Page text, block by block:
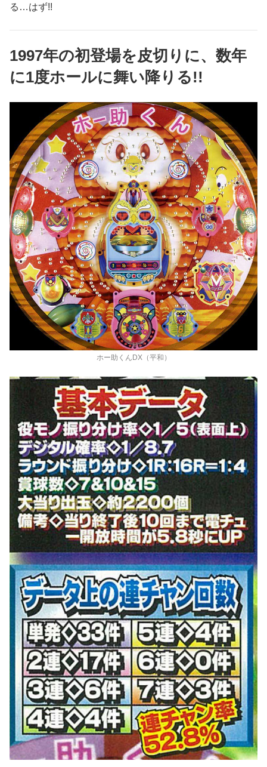
る…はず!!
1997年の初登場を皮切りに、数年
に1度ホールに舞い降りる!!
ホー助くんDX（平和）